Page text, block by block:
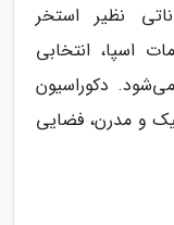
نظیر استخر
اسپا، انتخابی
دکوراسیون
و مدرن، فضایی